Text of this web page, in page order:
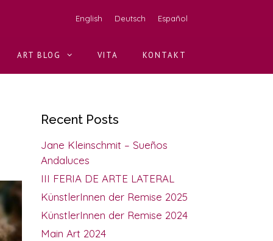
English Deutsch Español
ART BLOG VITA KONTAKT
Recent Posts
Jane Kleinschmit – Sueños
Andaluces
III FERIA DE ARTE LATERAL
KünstlerInnen der Remise 2025
KünstlerInnen der Remise 2024
Main Art 2024